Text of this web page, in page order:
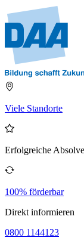
Viele Standorte
Erfolgreiche
100% förderbar
Direkt informieren
0800 1144123